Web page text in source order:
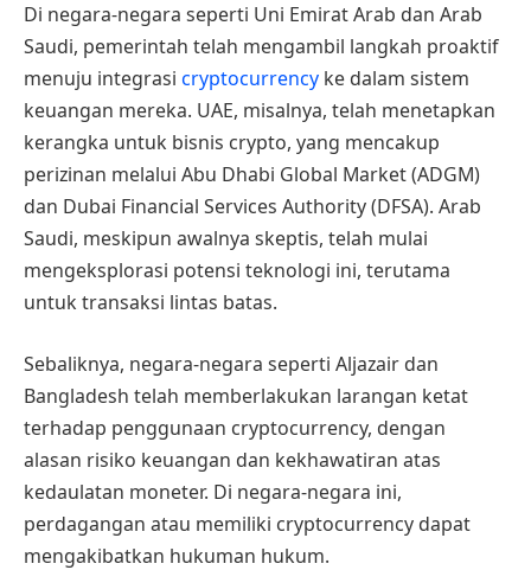
Di negara-negara seperti Uni Emirat Arab dan Arab
Saudi, pemerintah telah mengambil langkah proaktif
menuju integrasi cryptocurrency ke dalam sistem
keuangan mereka. UAE, misalnya, telah menetapkan
kerangka untuk bisnis crypto, yang mencakup
perizinan melalui Abu Dhabi Global Market (ADGM)
dan Dubai Financial Services Authority (DFSA). Arab
Saudi, meskipun awalnya skeptis, telah mulai
mengeksplorasi potensi teknologi ini, terutama
untuk transaksi lintas batas.
Sebaliknya, negara-negara seperti Aljazair dan
Bangladesh telah memberlakukan larangan ketat
terhadap penggunaan cryptocurrency, dengan
alasan risiko keuangan dan kekhawatiran atas
kedaulatan moneter. Di negara-negara ini,
perdagangan atau memiliki cryptocurrency dapat
mengakibatkan hukuman hukum.